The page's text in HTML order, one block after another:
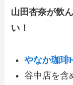
山田杏奈が飲
い！
やなか珈琲
谷中店を含